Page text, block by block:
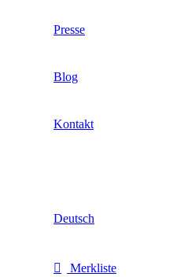
Presse
Blog
Kontakt
Deutsch
Merkliste